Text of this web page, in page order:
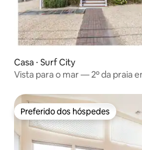
Casa ⋅ Surf City
Vista para o mar — 2º da praia
Preferido dos hóspedes
Preferido dos hóspedes